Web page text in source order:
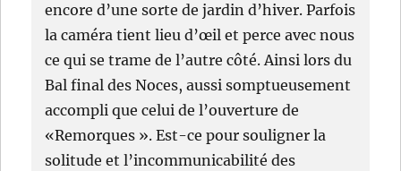
encore d’une sorte de jardin d’hiver. Parfois
la caméra tient lieu d’œil et perce avec nous
ce qui se trame de l’autre côté. Ainsi lors du
Bal final des Noces, aussi somptueusement
accompli que celui de l’ouverture de
«Remorques ». Est-ce pour souligner la
solitude et l’incommunicabilité des